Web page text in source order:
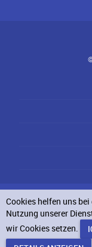
Cookies helfen uns
Nutzung unserer
wir Cookies setzen.